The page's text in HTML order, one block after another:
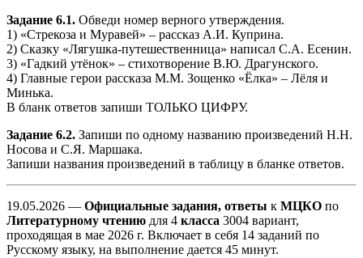
Задание 6.1. Обведи номер верного утверждения.
1) «Стрекоза и Муравей» – рассказ А.И. Куприна.
2) Сказку «Лягушка-путешественница» написал С.А. Есенин.
3) «Гадкий утёнок» – стихотворение В.Ю. Драгунского.
4) Главные герои рассказа М.М. Зощенко «Ёлка» – Лёля и
Минька.
В бланк ответов запиши ТОЛЬКО ЦИФРУ.
Задание 6.2. Запиши по одному названию произведений Н.Н.
Носова и С.Я. Маршака.
Запиши названия произведений в таблицу в бланке ответов.
19.05.2026 — Официальные задания, ответы к МЦКО по
Литературному чтению для 4 класса 3004 вариант,
проходящая в мае 2026 г. Включает в себя 14 заданий по
Русскому языку, на выполнение дается 45 минут.